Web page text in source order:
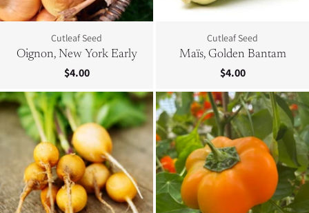
Cutleaf Seed
Oignon, New York Early
$4.00
Cutleaf Seed
Maïs, Golden Bantam
$4.00